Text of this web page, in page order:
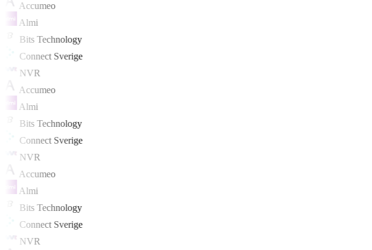
Accumeo
Almi
Bits Technology
Connect Sverige
NVR
Accumeo
Almi
Bits Technology
Connect Sverige
NVR
Accumeo
Almi
Bits Technology
Connect Sverige
NVR